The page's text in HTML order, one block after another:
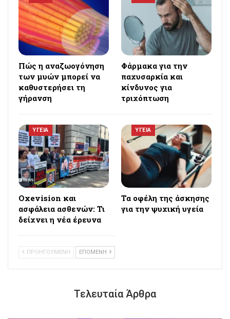
Πώς η αναζωογόνηση
των μυών μπορεί να
καθυστερήσει τη
γήρανση
Φάρμακα για την
παχυσαρκία και
κίνδυνος για
τριχόπτωση
ΥΓΕΙΑ
Oxevision και
ασφάλεια ασθενών: Τι
δείχνει η νέα έρευνα
ΥΓΕΙΑ
Τα οφέλη της άσκησης
για την ψυχική υγεία
ΠΡΟΗΓΟΥΜΕΝΗ ΕΠΟΜΕΝΗ
Τελευταία Άρθρα